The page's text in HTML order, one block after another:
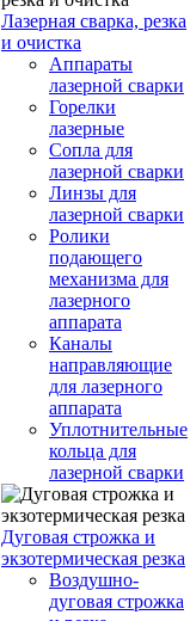
Лазерная сварка, резка
и очистка
Аппараты
лазерной сварки
Горелки
лазерные
Сопла для
лазерной сварки
Линзы для
лазерной сварки
Ролики
подающего
механизма для
лазерного
аппарата
Каналы
направляющие
для лазерного
аппарата
Уплотнительные
кольца для
лазерной сварки
Дуговая строжка и
экзотермическая резка
Воздушно-
дуговая строжка